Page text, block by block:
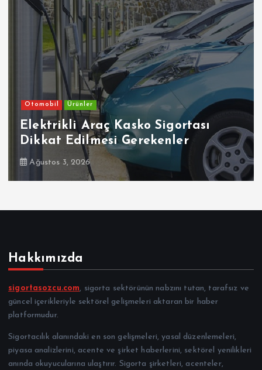
Otomobil Ürünler
Elektrikli Araç Kasko Sigortası
Dikkat Edilmesi Gerekenler
Ağustos 3, 2026
Hakkımızda
sigortasozcu.com, sigorta sektörünün nabzını tutan, tarafsız ve
güncel içerikleriyle sektörel gelişmeleri aktaran bir haber
platformudur.
Sigortacılık alanındaki en son gelişmeleri, yasal düzenlemeleri,
piyasa analizlerini, acente ve şirket haberlerini, sektörel yenilikleri
anında okuyucularına ulaştırır. Sigorta şirketleri, acenteler,